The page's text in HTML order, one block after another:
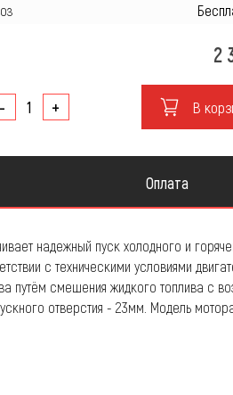
2
- + В
Оплата
надежный пуск холодного и
с техническими условиями
путём смешения жидкого топлива с
отверстия - 23мм. Модель